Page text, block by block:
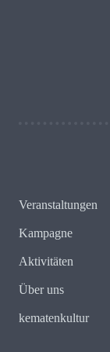
Veranstaltungen
Kampagne
Aktivitäten
Über uns
kematenkultur